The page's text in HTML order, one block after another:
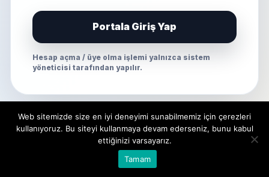
Portala Giriş Yap
Hesap açma / üye olma işlemi yalnızca sistem
yöneticisi tarafından yapılır.
Web sitemizde size en iyi deneyimi sunabilmemiz için çerezleri
kullanıyoruz. Bu siteyi kullanmaya devam ederseniz, bunu kabul
ettiğinizi varsayarız.
Tamam